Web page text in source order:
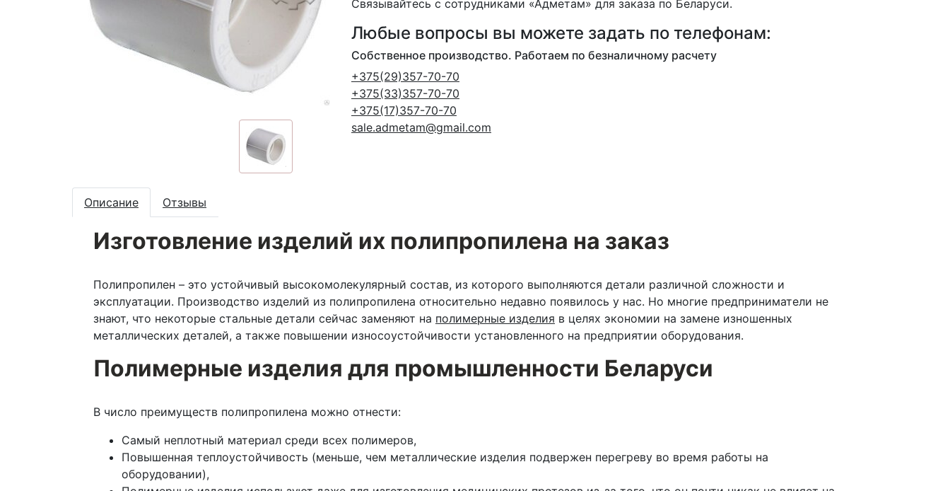
Связывайтесь с сотрудниками «Адметам» для заказа по Беларуси.
Любые вопросы вы можете задать по телефонам:
Собственное производство. Работаем по безналичному расчету
+375(29)357-70-70
+375(33)357-70-70
+375(17)357-70-70
sale.admetam@gmail.com
Описание Отзывы
Изготовление изделий их полипропилена на заказ
Полипропилен – это устойчивый высокомолекулярный состав, из которого выполняются детали различной сложности и
эксплуатации. Производство изделий из полипропилена относительно недавно появилось у нас. Но многие предприниматели не
знают, что некоторые стальные детали сейчас заменяют на полимерные изделия в целях экономии на замене изношенных
металлических деталей, а также повышении износоустойчивости установленного на предприятии оборудования.
Полимерные изделия для промышленности Беларуси
В число преимуществ полипропилена можно отнести:
Самый неплотный материал среди всех полимеров,
Повышенная теплоустойчивость (меньше, чем металлические изделия подвержен перегреву во время работы на
оборудовании),